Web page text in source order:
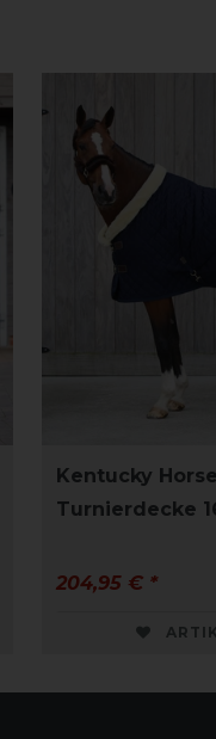
Kentucky
Turnierdecke
204,95 € *